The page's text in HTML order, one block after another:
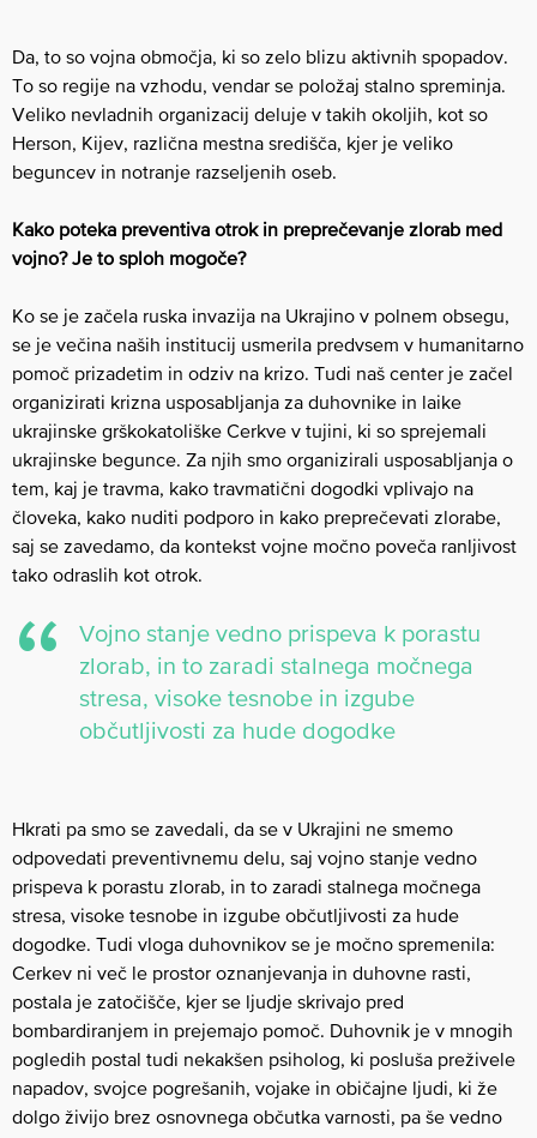
Da, to so vojna območja, ki so zelo blizu aktivnih spopadov.
To so regije na vzhodu, vendar se položaj stalno spreminja.
Veliko nevladnih organizacij deluje v takih okoljih, kot so
Herson, Kijev, različna mestna središča, kjer je veliko
beguncev in notranje razseljenih oseb.
Kako poteka preventiva otrok in preprečevanje zlorab med
vojno? Je to sploh mogoče?
Ko se je začela ruska invazija na Ukrajino v polnem obsegu,
se je večina naših institucij usmerila predvsem v humanitarno
pomoč prizadetim in odziv na krizo. Tudi naš center je začel
organizirati krizna usposabljanja za duhovnike in laike
ukrajinske grškokatoliške Cerkve v tujini, ki so sprejemali
ukrajinske begunce. Za njih smo organizirali usposabljanja o
tem, kaj je travma, kako travmatični dogodki vplivajo na
človeka, kako nuditi podporo in kako preprečevati zlorabe,
saj se zavedamo, da kontekst vojne močno poveča ranljivost
tako odraslih kot otrok.
Vojno stanje vedno prispeva k porastu
zlorab, in to zaradi stalnega močnega
stresa, visoke tesnobe in izgube
občutljivosti za hude dogodke
Hkrati pa smo se zavedali, da se v Ukrajini ne smemo
odpovedati preventivnemu delu, saj vojno stanje vedno
prispeva k porastu zlorab, in to zaradi stalnega močnega
stresa, visoke tesnobe in izgube občutljivosti za hude
dogodke. Tudi vloga duhovnikov se je močno spremenila:
Cerkev ni več le prostor oznanjevanja in duhovne rasti,
postala je zatočišče, kjer se ljudje skrivajo pred
bombardiranjem in prejemajo pomoč. Duhovnik je v mnogih
pogledih postal tudi nekakšen psiholog, ki posluša preživele
napadov, svojce pogrešanih, vojake in običajne ljudi, ki že
dolgo živijo brez osnovnega občutka varnosti, pa še vedno